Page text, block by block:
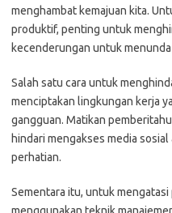
menghambat kemajuan kita.
produktif, penting untuk
kecenderungan untuk
Salah satu cara untuk
menciptakan lingkungan kerja
gangguan. Matikan
hindari mengakses media
perhatian.
Sementara itu, untuk